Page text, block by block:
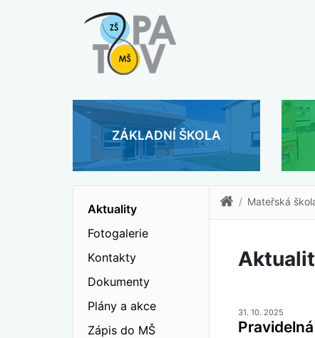
ZÁKLADNÍ ŠKOLA
Aktuality
Fotogalerie
Kontakty
Dokumenty
Plány a akce
Zápis do MŠ
Mateřská
31. 10. 2025